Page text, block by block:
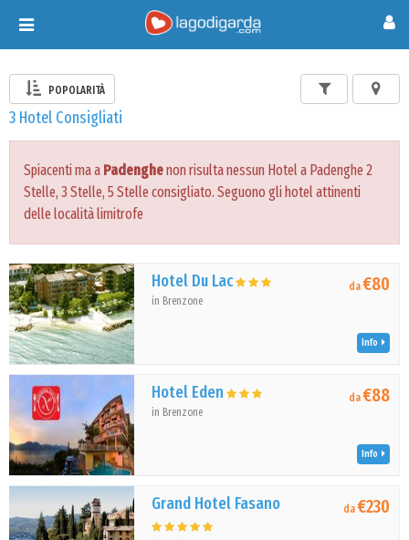
Toggle
navigation
POPOLARITÀ
3 Hotel Consigliati
Spiacenti ma a Padenghenon risulta nessun Hotel a Padenghe 2
Stelle, 3 Stelle, 5 Stelle consigliato. Seguono gli hotel attinenti
delle località limitrofe
Hotel Du Lac
in Brenzone
da€80
Info
Hotel Eden
in Brenzone
da€88
Info
Grand Hotel Fasano da€230